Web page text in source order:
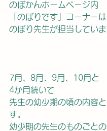
のぼかんホームページ内
「のぼりです」コーナーは
のぼり先生が担当していま
7月、8月、9月、10月と
4か月続いて
先生の幼少期の頃の内容
す。
幼少期の先生のものごと